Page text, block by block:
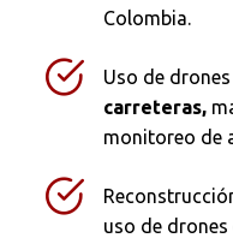
Colombia.
Uso de drones
carreteras,
monitoreo de
uso de drones